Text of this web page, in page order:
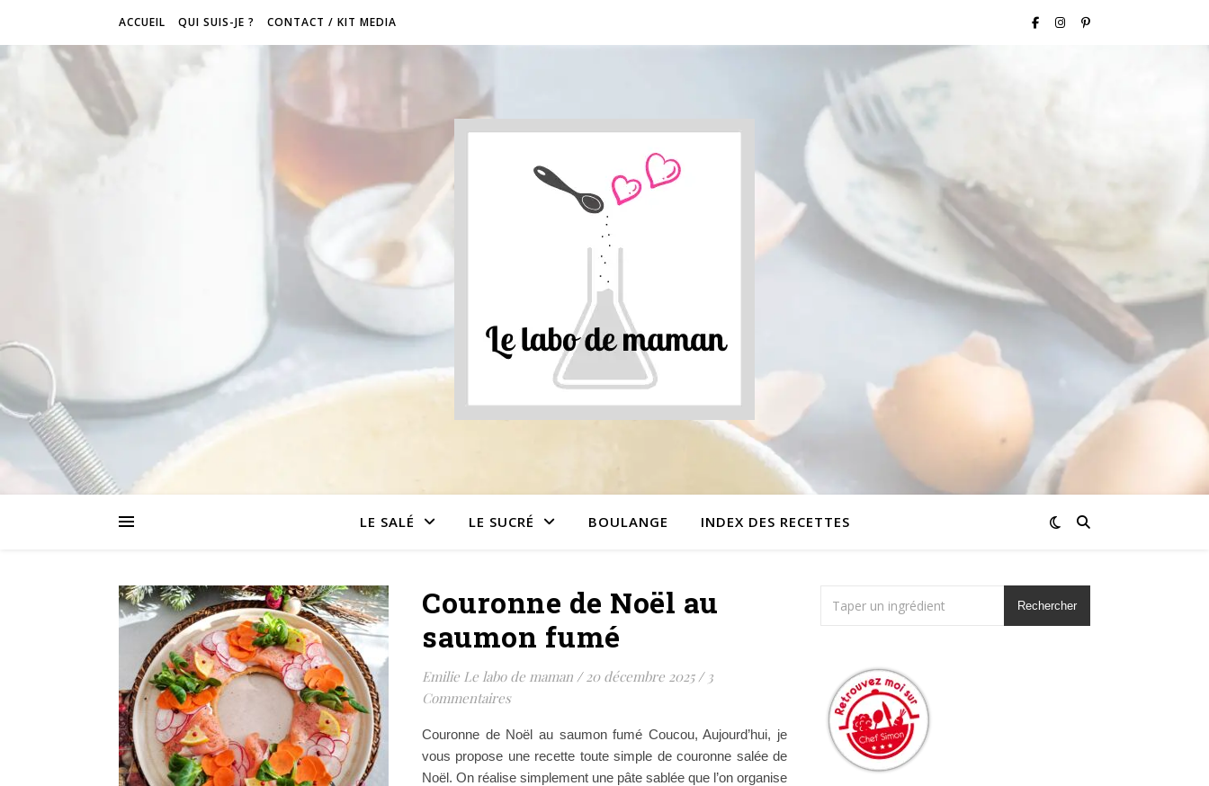
ACCUEIL QUI SUIS-JE ? CONTACT / KIT MEDIA
LE SALÉ LE SUCRÉ BOULANGE INDEX DES RECETTES
Couronne de Noël au
saumon fumé
Emilie Le labo de maman / 20 décembre 2025 / 3
Commentaires
Couronne de Noël au saumon fumé Coucou, Aujourd’hui, je
vous propose une recette toute simple de couronne salée de
Noël. On réalise simplement une pâte sablée que l’on organise
Rechercher